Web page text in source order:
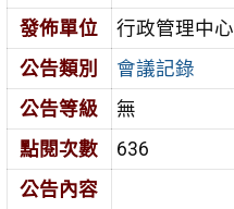
發佈單位
行政管理中心
公告類別
會議記錄
公告等級
無
點閱次數
636
公告內容